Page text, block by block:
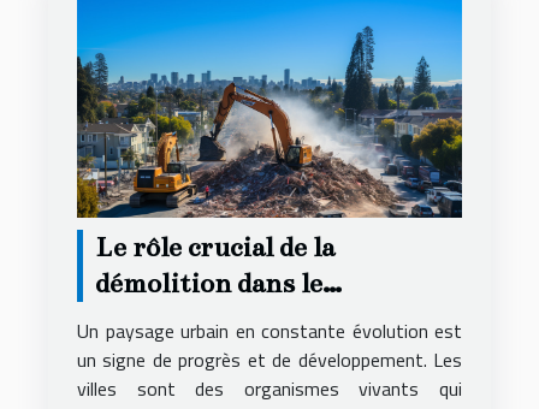
Le rôle crucial de la
démolition dans le
renouvellement urbain
Un paysage urbain en constante évolution est
un signe de progrès et de développement. Les
villes sont des organismes vivants qui